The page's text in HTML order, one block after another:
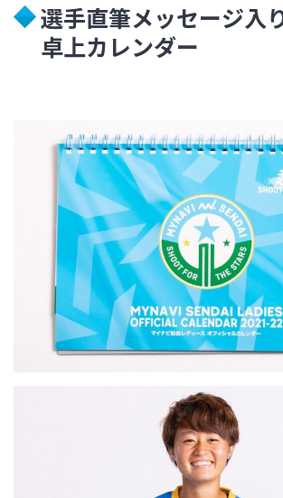
選手直筆メッセージ入
卓上カレンダー